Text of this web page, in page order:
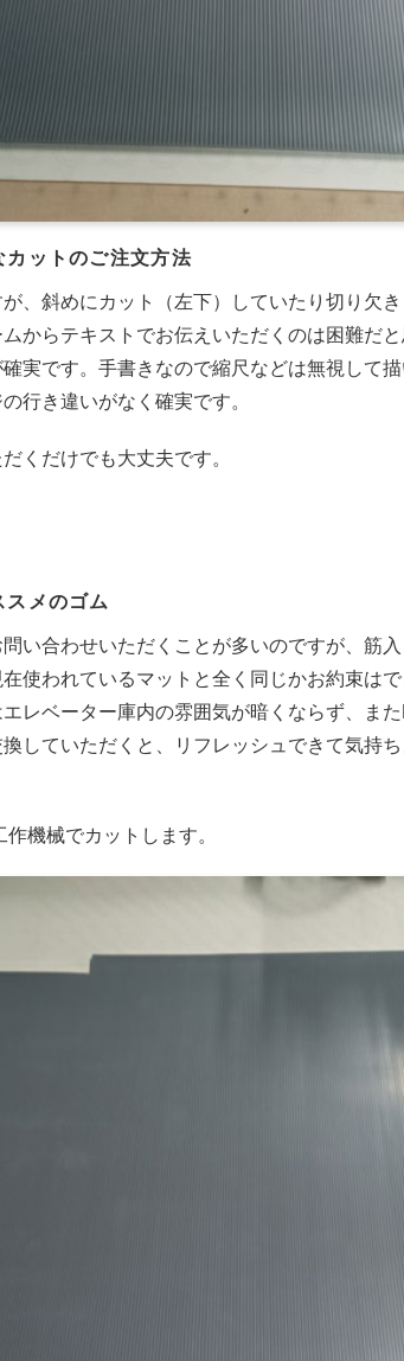
ットのご注文方法
が、斜めにカット（左下）していたり切り欠
からテキストでお伝えいただくのは困難だ
実です。手書きなので縮尺などは無視して
行き違いがなく確実です。
くだけでも大丈夫です。
スメのゴム
い合わせいただくことが多いのですが、筋
使われているマットと全く同じかお約束は
レベーター庫内の雰囲気が暗くならず、ま
していただくと、リフレッシュできて気持
機械でカットします。